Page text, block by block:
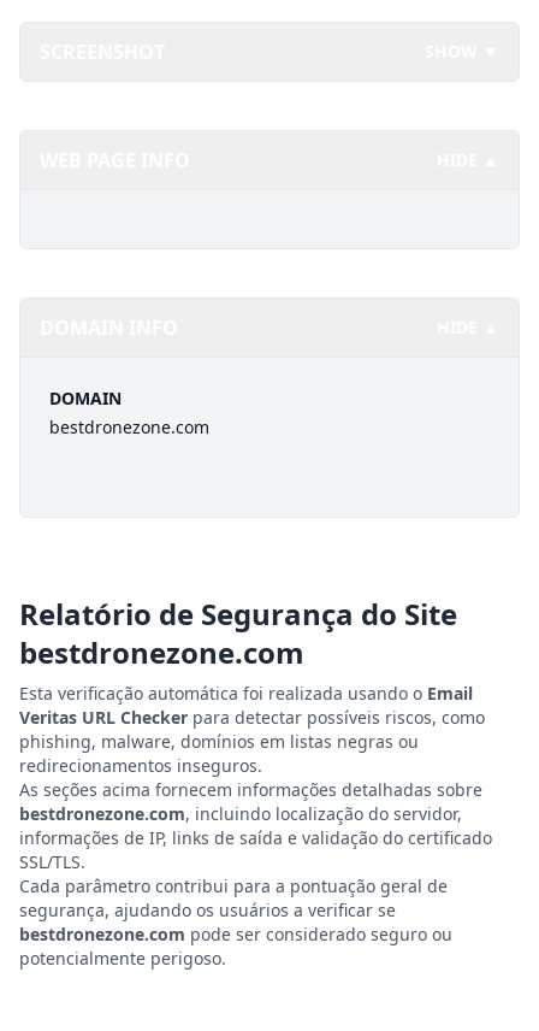
DOMAIN
bestdronezone.com
Relatório de Segurança do Site
bestdronezone.com
Esta verificação automática foi realizada usando o Email
Veritas URL Checker para detectar possíveis riscos, como
phishing, malware, domínios em listas negras ou
redirecionamentos inseguros.
As seções acima fornecem informações detalhadas sobre
bestdronezone.com, incluindo localização do servidor,
informações de IP, links de saída e validação do certificado
SSL/TLS.
Cada parâmetro contribui para a pontuação geral de
segurança, ajudando os usuários a verificar se
bestdronezone.com pode ser considerado seguro ou
potencialmente perigoso.